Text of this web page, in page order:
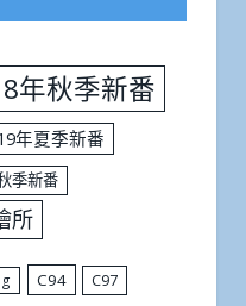
年秋季新番
年夏季新番
季新番
所
C94 C97